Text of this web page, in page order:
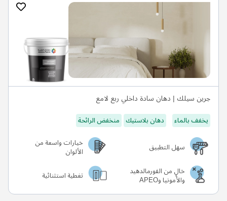
جرين سيلك | دهان سادة داخلي ربع لامع
يخفف بالماء دهان بلاستيك منخفض الرائحة
سهل التطبيق
خيارات واسعة من
الألوان
خالٍ من الفورمالدهيد
والأمونيا وAPEO تغطية استثنائية